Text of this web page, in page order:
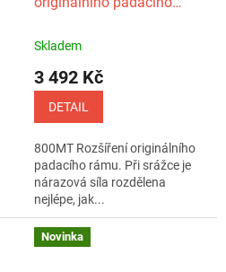
Skladem
3 492 Kč
DETAIL
800MT Rozšíření originálního
padacího rámu. Při srážce je
nárazová síla rozdělena
nejlépe, jak...
Novinka